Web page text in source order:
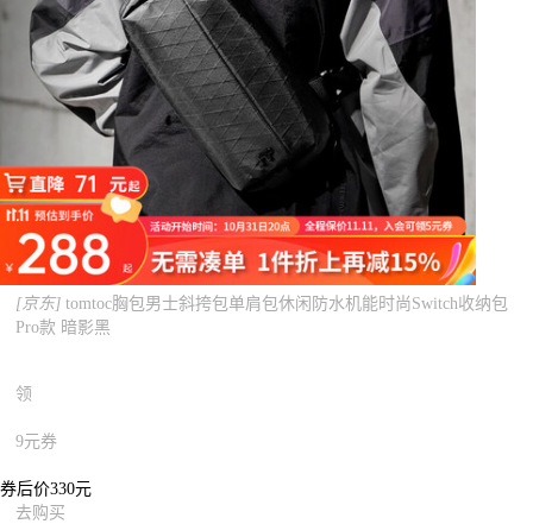
[京东] tomtoc胸包男士斜挎包单肩包休闲防水机能时尚Switch收纳包
Pro款 暗影黑
领
9元券
券后价330元
去购买